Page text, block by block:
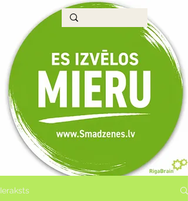
Ieraksts